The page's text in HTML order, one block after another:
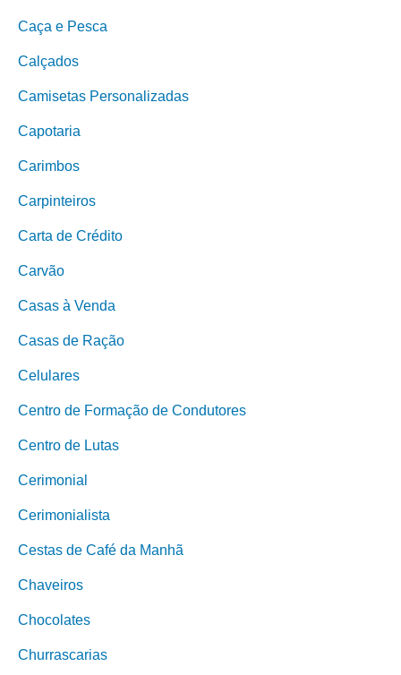
Caça e Pesca
Calçados
Camisetas Personalizadas
Capotaria
Carimbos
Carpinteiros
Carta de Crédito
Carvão
Casas à Venda
Casas de Ração
Celulares
Centro de Formação de Condutores
Centro de Lutas
Cerimonial
Cerimonialista
Cestas de Café da Manhã
Chaveiros
Chocolates
Churrascarias